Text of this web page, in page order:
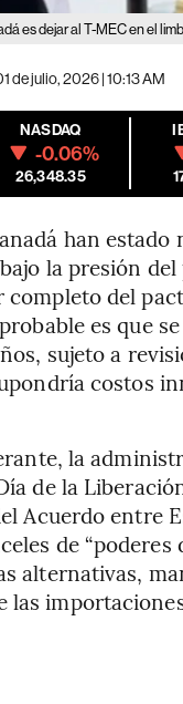
es dejar al T-MEC en el
de julio, 2026 | 10:13 AM
NASDAQ
-0.06%
26,348.35
han
la presión
del
es que
sujeto a
costos
la
de la
Acuerdo entre
de
alternativas,
las